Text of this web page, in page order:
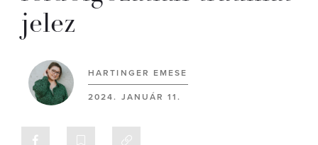
jelez
HARTINGER EMESE
2024. JANUÁR 11.